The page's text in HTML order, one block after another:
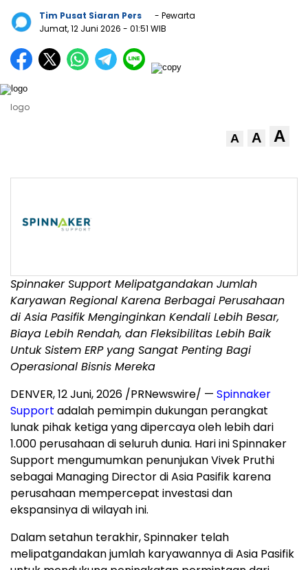
Tim Pusat Siaran Pers
- Pewarta
Jumat, 12 Juni 2026 - 01:51 WIB
logo
A A A
Spinnaker Support Melipatgandakan Jumlah
Karyawan Regional Karena Berbagai Perusahaan
di Asia Pasifik Menginginkan Kendali Lebih Besar,
Biaya Lebih Rendah, dan Fleksibilitas Lebih Baik
Untuk Sistem ERP yang Sangat Penting Bagi
Operasional Bisnis Mereka
DENVER,12 Juni, 2026 /PRNewswire/ — Spinnaker
Support adalah pemimpin dukungan perangkat
lunak pihak ketiga yang dipercaya oleh lebih dari
1.000 perusahaan di seluruh dunia. Hari ini Spinnaker
Support mengumumkan penunjukan Vivek Pruthi
sebagai Managing Director di Asia Pasifik karena
perusahaan mempercepat investasi dan
ekspansinya di wilayah ini.
Dalam setahun terakhir, Spinnaker telah
melipatgandakan jumlah karyawannya di Asia Pasifik